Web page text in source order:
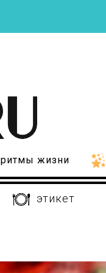
ритмы жизни
этикет